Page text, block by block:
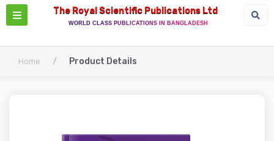
The Royal Scientific Publications Ltd
WORLD CLASS PUBLICATIONS IN BANGLADESH
Home / Product Details